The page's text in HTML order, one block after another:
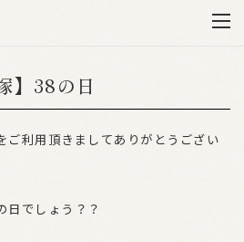
】38の日
ご利用頂きましてありがとうござい
日でしょう？？